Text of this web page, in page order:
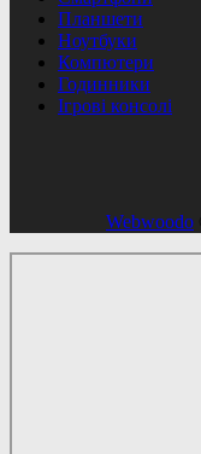
Планшети
Ноутбуки
Компютери
Годинники
Ігрові консолі
Webwoodo